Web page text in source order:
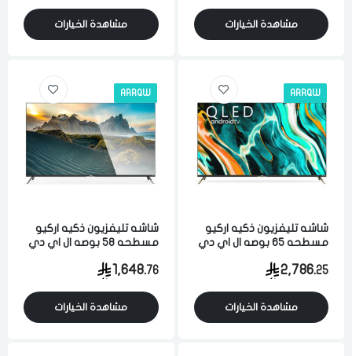
مشاهدة الخيارات مشاهدة الخيارات
ARRQW
شاشه تليفزيون ذكيه اركيو
مسطحه 65 بوصه ال اي دي
تشغيل أندرويد 11 اسود
2,786.25
مشاهدة الخيارات
ARRQW
شاشه تليفزيون ذكيه اركيو
مسطحه 58 بوصه ال اي دي
تشغيل أندرويد 11 اسود
1,648.76
مشاهدة الخيارات